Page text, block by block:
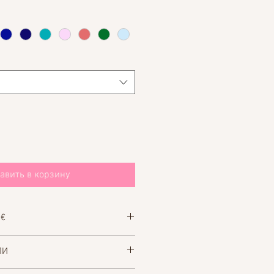
в корзину
€